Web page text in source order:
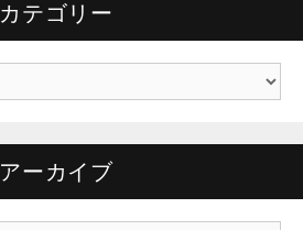
カテゴリー
アーカイブ